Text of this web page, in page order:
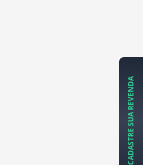
CADASTRE SUA REVENDA